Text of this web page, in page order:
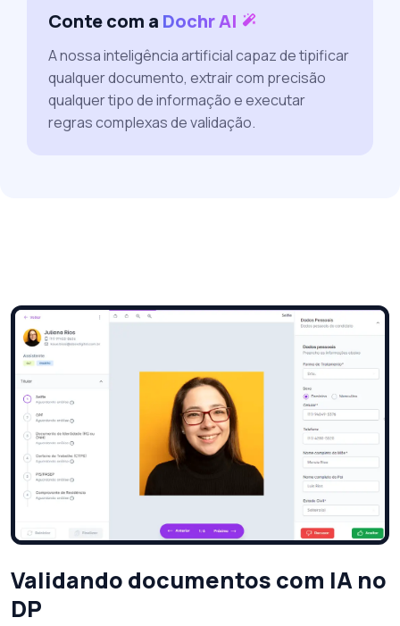
Conte com a Dochr AI
A nossa inteligência artificial capaz de tipificar
qualquer documento, extrair com precisão
qualquer tipo de informação e executar
regras complexas de validação.
Validando documentos com IA no
DP